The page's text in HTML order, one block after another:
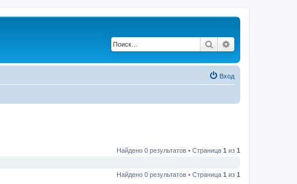
Поиск
Вход
Найдено 0 результатов • Страница 1 из 1
Найдено 0 результатов • Страница 1 из 1